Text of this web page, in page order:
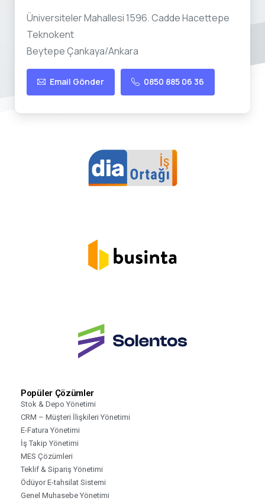
Üniversiteler Mahallesi 1596. Cadde Hacettepe
Teknokent
Beytepe Çankaya/Ankara
Email Gönder 0850 885 06 36
Popüler Çözümler
Stok & Depo Yönetimi
CRM – Müşteri İlişkileri Yönetimi
E-Fatura Yönetimi
İş Takip Yönetimi
MES Çözümleri
Teklif & Sipariş Yönetimi
Ödüyor E-tahsilat Sistemi
Genel Muhasebe Yönetimi